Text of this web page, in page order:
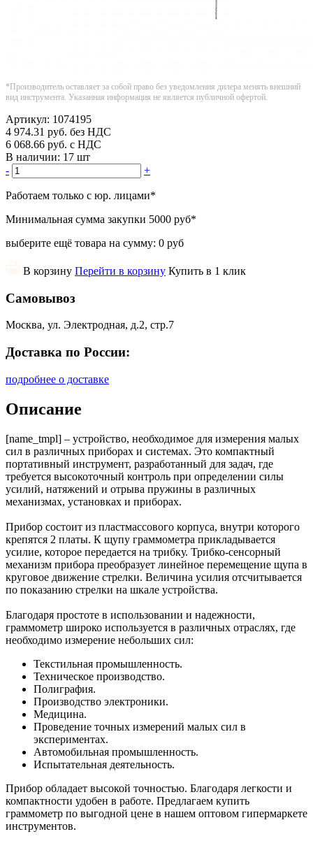
*Производитель оставляет за собой право без уведомления дилера менять внешний
вид инструмента. Указанная информация не является публичной офертой.
Артикул: 1074195
4 974.31 руб. без НДС
6 068.66 руб. с НДС
В наличии: 17 шт
-
+
Работаем только с юр. лицами*
Минимальная сумма закупки 5000 руб*
выберите ещё товара на сумму: 0 руб
В корзину Перейти в корзину Купить в 1 клик
Самовывоз
Москва, ул. Электродная, д.2, стр.7
Доставка по России:
подробнее о доставке
Описание
[name_tmpl] – устройство, необходимое для измерения малых
сил в различных приборах и системах. Это компактный
портативный инструмент, разработанный для задач, где
требуется высокоточный контроль при определении силы
усилий, натяжений и отрыва пружины в различных
механизмах, установках и приборах.
Прибор состоит из пластмассового корпуса, внутри которого
крепятся 2 платы. К щупу граммометра прикладывается
усилие, которое передается на трибку. Трибко-сенсорный
механизм прибора преобразует линейное перемещение щупа в
круговое движение стрелки. Величина усилия отсчитывается
по показанию стрелки на шкале устройства.
Благодаря простоте в использовании и надежности,
граммометр широко используется в различных отраслях, где
необходимо измерение небольших сил:
Текстильная промышленность.
Техническое производство.
Полиграфия.
Производство электроники.
Медицина.
Проведение точных измерений малых сил в
экспериментах.
Автомобильная промышленность.
Испытательная деятельность.
Прибор обладает высокой точностью. Благодаря легкости и
компактности удобен в работе. Предлагаем купить
граммометр по выгодной цене в нашем оптовом гипермаркете
инструментов.